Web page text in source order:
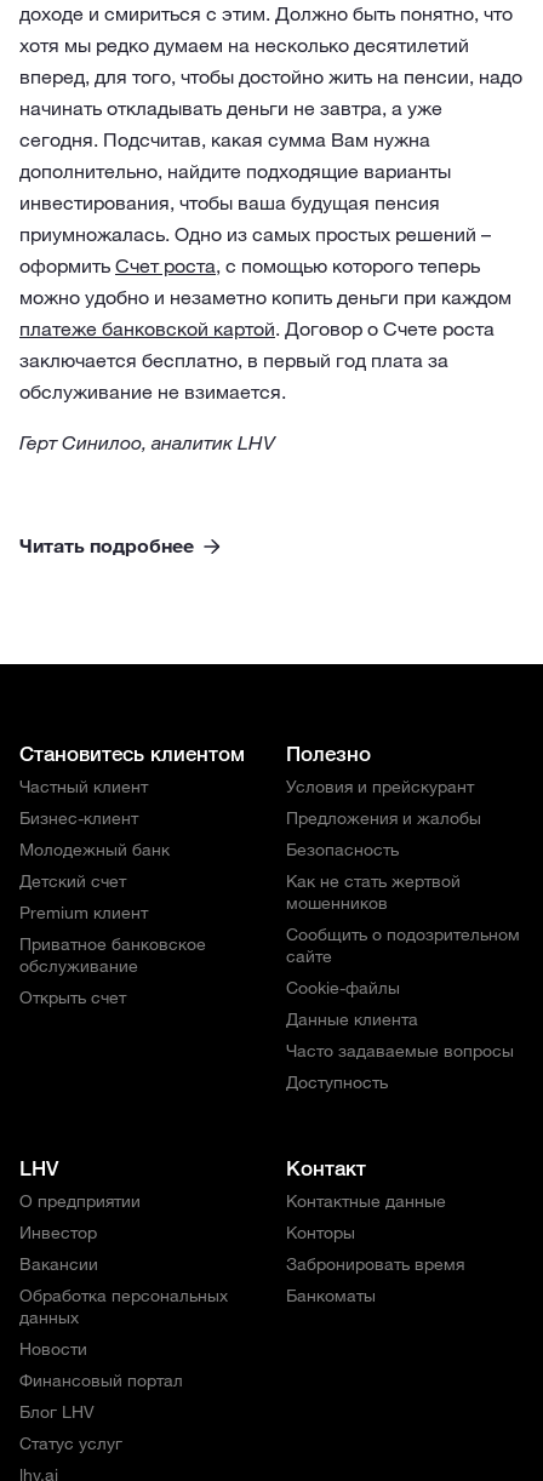
доходе и смириться с этим. Должно быть понятно, что
хотя мы редко думаем на несколько десятилетий
вперед, для того, чтобы достойно жить на пенсии, надо
начинать откладывать деньги не завтра, а уже
сегодня. Подсчитав, какая сумма Вам нужна
дополнительно, найдите подходящие варианты
инвестирования, чтобы ваша будущая пенсия
приумножалась. Одно из самых простых решений –
оформить Счет роста, с помощью которого теперь
можно удобно и незаметно копить деньги при каждом
платеже банковской картой. Договор о Счете роста
заключается бесплатно, в первый год плата за
обслуживание не взимается.
Герт Синилоо, аналитик LHV
Читать подробнее
Становитесь клиентом
Частный клиент
Бизнес-клиент
Молодежный банк
Детский счет
Premium клиент
Приватное банковское
обслуживание
Открыть счет
Полезно
Условия и прейскурант
Предложения и жалобы
Безопасность
Как не стать жертвой
мошенников
Сообщить о подозрительном
сайте
Cookie-файлы
Данные клиента
Часто задаваемые вопросы
Доступность
LHV
О предприятии
Инвестор
Вакансии
Обработка персональных
данных
Новости
Финансовый портал
Блог LHV
Статус услуг
lhv.ai
Контакт
Контактные данные
Конторы
Забронировать время
Банкоматы